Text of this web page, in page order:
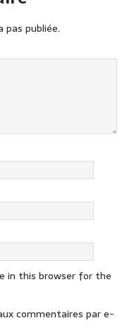
pas publiée.
in this browser for the
commentaires par e-